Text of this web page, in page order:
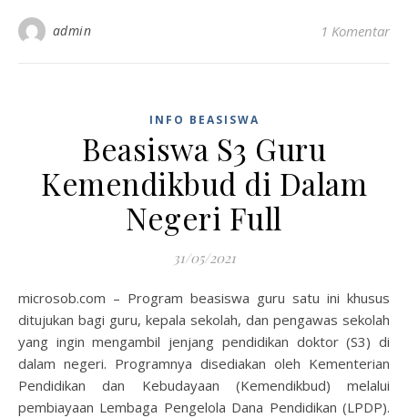
admin 1 Komentar
INFO BEASISWA
Beasiswa S3 Guru
Kemendikbud di Dalam
Negeri Full
31/05/2021
microsob.com – Program beasiswa guru satu ini khusus
ditujukan bagi guru, kepala sekolah, dan pengawas sekolah
yang ingin mengambil jenjang pendidikan doktor (S3) di
dalam negeri. Programnya disediakan oleh Kementerian
Pendidikan dan Kebudayaan (Kemendikbud) melalui
pembiayaan Lembaga Pengelola Dana Pendidikan (LPDP).